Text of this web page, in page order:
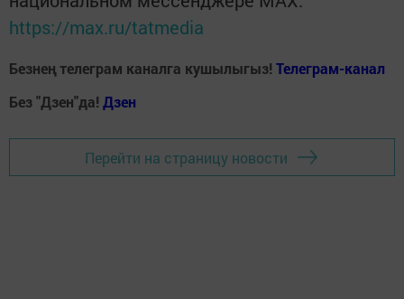
https://max.ru/tatmedia
Безнең телеграм каналга кушылыгыз! Телеграм-канал
Без "Дзен"да! Дзен
Перейти на страницу новости